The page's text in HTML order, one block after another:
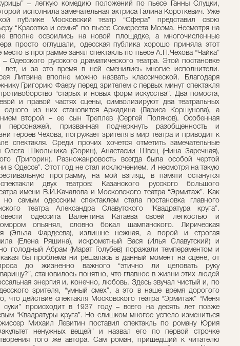
– легкую комедию положений по пьесе Ганны Слуцки,
исполнила замечательная актриса Галина Короткевич. Уже
публике Московский театр “Сфера” представил свою
“Красотка и семья” по пьесе Сомерсета Моэма. Несмотря на
вполне освоились на новой площадке, а многочисленные
просто оглушали, одесская публика хорошо приняла этот
место в программе занял спектакль по пьесе А.П.Чехова “Чайка”
– Одесского русского драматического театра. Этой постановке
лет, и за это время в ней сменились многие исполнители.
Литвина вполне можно назвать классической. Благодаря
Григорию Фаеру перед зрителем с первых минут спектакля
“старых и новых форм искусства”. Два помоста,
и правой частях сцены, символизируют два театральных
одного из них становится Аркадина (Лариса Коршунова), а
второй – ее сын Треплев (Сергей Поляков). Особенная
персонажей, призванная подчеркнуть разобщенность и
героев Чехова, погружает зрителя в мир театра и приводит к
спектакля. Среди прочих хочется отметить замечательные
Олега Школьника (Сорин), Анастасии Швец (Нина Заречная),
(Тригорин). Разножанровость всегда была особой чертой
в Одессе”. Этот год не стал исключением. И несмотря на такую
программу, на мой взгляд, в памяти останутся
двух театров: Казанского русского большого
имени В.И.Качалова и Московского театра “Эрмитаж”. Как
самым одесским спектаклем стала постановка главного
театра Александра Славутского “Квадратура круга”.
одессита Валентина Катаева своей легкостью и
опьянял, словно бокал шампанского. Лирическая
(Эльза Фардеева), излишне нежная, а порой и строгая
(Елена Ряшина), искрометный Вася (Илья Славутский) и
голодный Абрам (Марат Голубев) поражали темпераментом и
бы проблема ни решалась в данный момент на сцене, от
до жизненно важного “этично ли целовать руку
становилось понятно, что главное в жизни этих людей
энергия и, конечно, любовь. Здесь звучал чистый и, по
зрителя, “умный смех”, а это в наше время дорогого
что действие спектакля Московского театра “Эрмитаж” “Меня
суки” происходит в 1937 году – всего на десять лет позже
“Квадратуры круга”. Но слишком многое успело измениться
Михаил Левитин поставил спектакль по роману Юрия
ненужных вещей” и назвал его по первой строчке
того же автора. Сам роман, пришедший к читателю